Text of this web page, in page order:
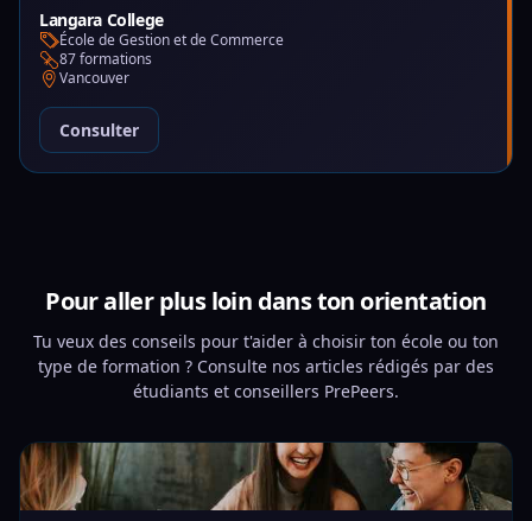
Langara College
École de Gestion et de Commerce
87 formations
Vancouver
Consulter
Pour aller plus loin dans ton orientation
Tu veux des conseils pour t'aider à choisir ton école ou ton
type de formation ? Consulte nos articles rédigés par des
étudiants et conseillers PrePeers.